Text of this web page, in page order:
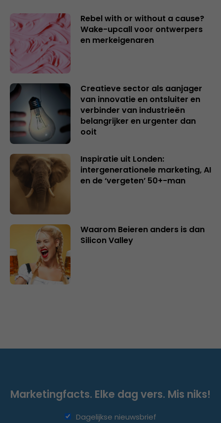
Rebel with or without a cause?
Wake-upcall voor ontwerpers
en merkeigenaren
Creatieve sector als aanjager
van innovatie en ontsluiter en
verbinder van industrieën
belangrijker en urgenter dan
ooit
Inspiratie uit Londen:
intergenerationele marketing, AI
en de ‘vergeten’ 50+-man
Waarom Beieren anders is dan
Silicon Valley
Marketingfacts. Elke dag vers. Mis niks!
Dagelijkse nieuwsbrief